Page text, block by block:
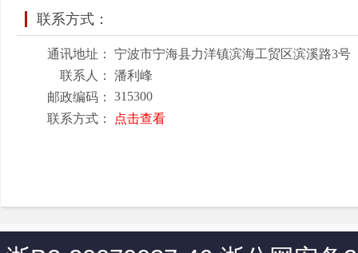
联系方式：
通讯地址：
宁波市宁海县力洋镇滨海工贸区滨溪路3号
联系人：
潘利峰
邮政编码：
315300
联系方式：
点击查看